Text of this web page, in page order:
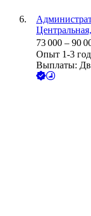
73 000 – 90
Опыт 1-3
Выплаты: